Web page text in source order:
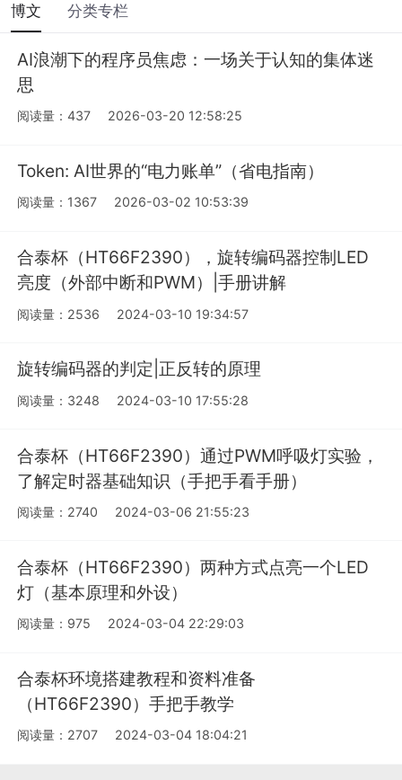
博文 分类专栏
AI浪潮下的程序员焦虑：一场关于认知的集体迷
思
阅读量：437 2026-03-20 12:58:25
Token: AI世界的“电力账单”（省电指南）
阅读量：1367 2026-03-02 10:53:39
合泰杯（HT66F2390），旋转编码器控制LED
亮度（外部中断和PWM）|手册讲解
阅读量：2536 2024-03-10 19:34:57
旋转编码器的判定|正反转的原理
阅读量：3248 2024-03-10 17:55:28
合泰杯（HT66F2390）通过PWM呼吸灯实验，
了解定时器基础知识（手把手看手册）
阅读量：2740 2024-03-06 21:55:23
合泰杯（HT66F2390）两种方式点亮一个LED
灯（基本原理和外设）
阅读量：975 2024-03-04 22:29:03
合泰杯环境搭建教程和资料准备
（HT66F2390）手把手教学
阅读量：2707 2024-03-04 18:04:21